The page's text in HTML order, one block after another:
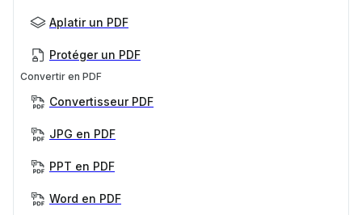
Aplatir un PDF
Protéger un PDF
Convertir en PDF
Convertisseur PDF
JPG en PDF
PPT en PDF
Word en PDF